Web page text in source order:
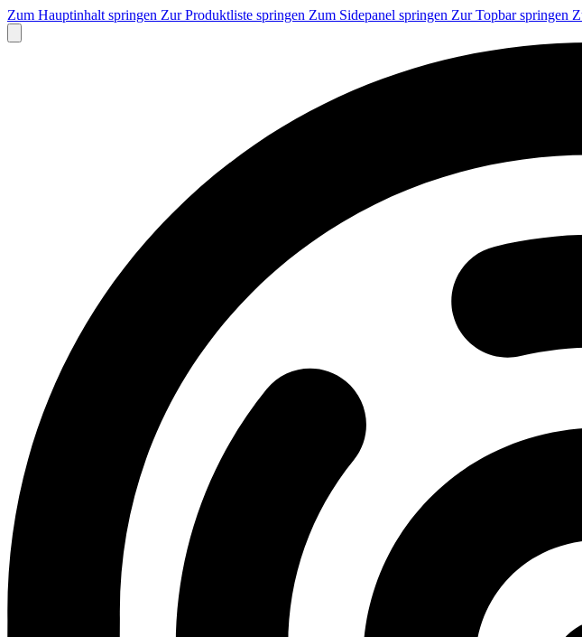
Zum Hauptinhalt springen Zur Produktliste springen Zum Sidepanel springen Zur Topbar springen